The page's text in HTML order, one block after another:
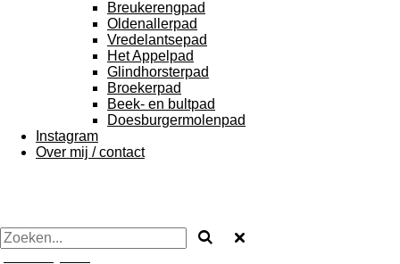
Breukerengpad
Oldenallerpad
Vredelantsepad
Het Appelpad
Glindhorsterpad
Broekerpad
Beek- en bultpad
Doesburgermolenpad
Instagram
Over mij / contact